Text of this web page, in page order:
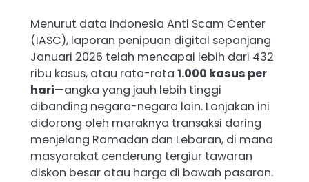
Menurut data Indonesia Anti Scam Center
(IASC), laporan penipuan digital sepanjang
Januari 2026 telah mencapai lebih dari 432
ribu kasus, atau rata-rata 1.000 kasus per
hari—angka yang jauh lebih tinggi
dibanding negara-negara lain. Lonjakan ini
didorong oleh maraknya transaksi daring
menjelang Ramadan dan Lebaran, di mana
masyarakat cenderung tergiur tawaran
diskon besar atau harga di bawah pasaran.